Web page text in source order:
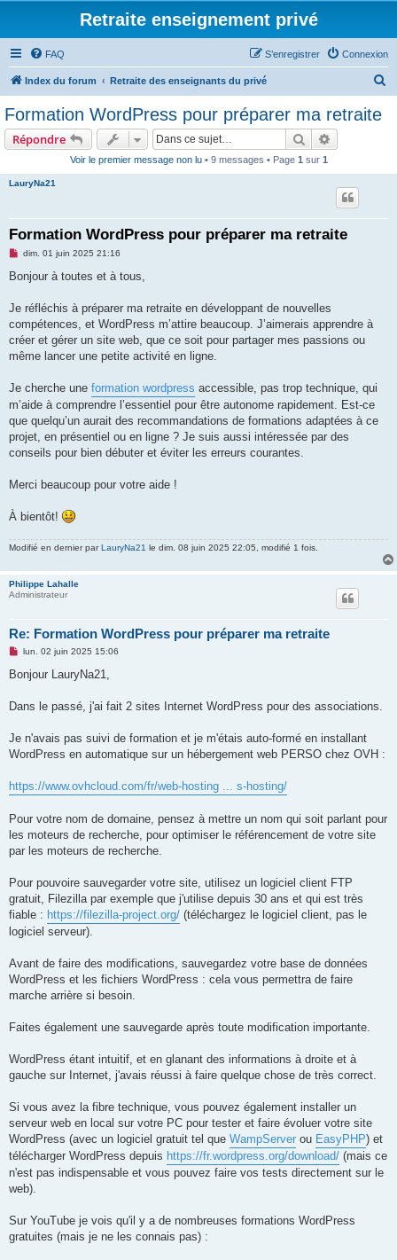
Retraite enseignement privé
FAQ Connexion
S’enregistrer
Index du forum Retraite des enseignants du privé
Formation WordPress pour préparer ma retraite
Répondre Rechercher
Voir le premier message non lu• 9 messages • Page 1 sur 1
LauryNa21
Formation WordPress pour préparer ma retraite
M
s
g
n
o
l
dim. 01 juin 2025 21:16
Bonjour à toutes et à tous,
Je réfléchis à préparer ma retraite en développant de nouvelles
compétences, et WordPress m’attire beaucoup. J’aimerais apprendre à
créer et gérer un site web, que ce soit pour partager mes passions ou
même lancer une petite activité en ligne.
Je cherche une formation wordpress accessible, pas trop technique, qui
m’aide à comprendre l’essentiel pour être autonome rapidement. Est-ce
que quelqu’un aurait des recommandations de formations adaptées à ce
projet, en présentiel ou en ligne ? Je suis aussi intéressée par des
conseils pour bien débuter et éviter les erreurs courantes.
Merci beaucoup pour votre aide !
À bientôt!
Modifié en dernier parLauryNa21 le dim. 08 juin 2025 22:05, modifié 1 fois.
Philippe Lahalle
Administrateur
Re: Formation WordPress pour préparer ma retraite
M
s
g
o
l
lun. 02 juin 2025 15:06
Bonjour LauryNa21,
Dans le passé, j'ai fait 2 sites Internet WordPress pour des associations.
Je n'avais pas suivi de formation et je m'étais auto-formé en installant
WordPress en automatique sur un hébergement web PERSO chez OVH :
https://www.ovhcloud.com/fr/web-hosting ... s-hosting/
Pour votre nom de domaine, pensez à mettre un nom qui soit parlant pour
les moteurs de recherche, pour optimiser le référencement de votre site
par les moteurs de recherche.
Pour pouvoire sauvegarder votre site, utilisez un logiciel client FTP
gratuit, Filezilla par exemple que j'utilise depuis 30 ans et qui est très
fiable : https://filezilla-project.org/ (téléchargez le logiciel client, pas le
logiciel serveur).
Avant de faire des modifications, sauvegardez votre base de données
WordPress et les fichiers WordPress : cela vous permettra de faire
marche arrière si besoin.
Faites également une sauvegarde après toute modification importante.
WordPress étant intuitif, et en glanant des informations à droite et à
gauche sur Internet, j'avais réussi à faire quelque chose de très correct.
Si vous avez la fibre technique, vous pouvez également installer un
serveur web en local sur votre PC pour tester et faire évoluer votre site
WordPress (avec un logiciel gratuit tel que WampServer ou EasyPHP) et
télécharger WordPress depuis https://fr.wordpress.org/download/ (mais ce
n'est pas indispensable et vous pouvez faire vos tests directement sur le
web).
Sur YouTube je vois qu'il y a de nombreuses formations WordPress
gratuites (mais je ne les connais pas) :